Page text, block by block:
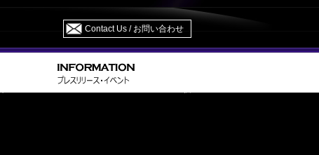
Contact Us / お問い合わせ